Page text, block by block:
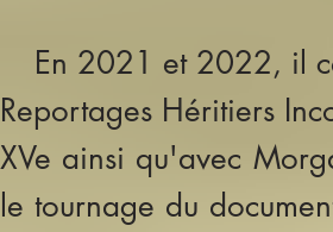
En 2021 et 2022, il
Reportages Héritiers
XVe ainsi qu'avec
le tournage du